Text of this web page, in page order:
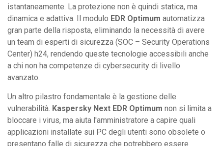
istantaneamente. La protezione non è quindi statica, ma
dinamica e adattiva. Il modulo EDR Optimum automatizza
gran parte della risposta, eliminando la necessità di avere
un team di esperti di sicurezza (SOC – Security Operations
Center) h24, rendendo queste tecnologie accessibili anche
a chi non ha competenze di cybersecurity di livello
avanzato.
Un altro pilastro fondamentale è la gestione delle
vulnerabilità. Kaspersky Next EDR Optimum non si limita a
bloccare i virus, ma aiuta l'amministratore a capire quali
applicazioni installate sui PC degli utenti sono obsolete o
presentano falle di sicurezza che potrebbero essere